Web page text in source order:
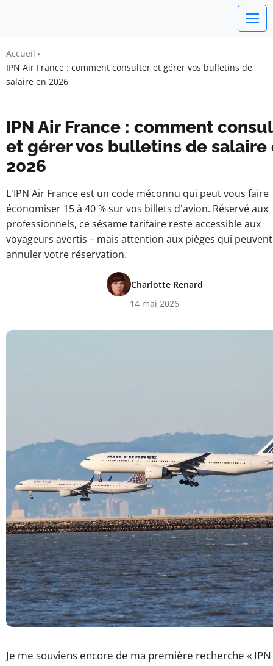
BUSINESS INSIGHTS FOR FRANCE
Accueil
IPN Air France : comment consulter et gérer vos bulletins de
salaire en 2026
IPN Air France : comment
et gérer vos bulletins de salaire
2026
L'IPN Air France est un code méconnu qui peut vous faire
économiser 15 à 40 % sur vos billets d'avion. Réservé aux
professionnels, ce sésame tarifaire reste accessible aux
voyageurs avertis – mais attention aux pièges qui peuvent
annuler votre réservation.
Charlotte Renard
14 mai 2026
Je me souviens encore de ma première recherche «